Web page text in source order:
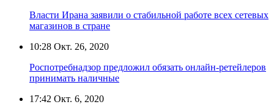
Власти Ирана заявили о стабильной работе всех сетевых
магазинов в стране
10:28 Окт. 26, 2020
Роспотребнадзор предложил обязать онлайн-ретейлеров
принимать наличные
17:42 Окт. 6, 2020